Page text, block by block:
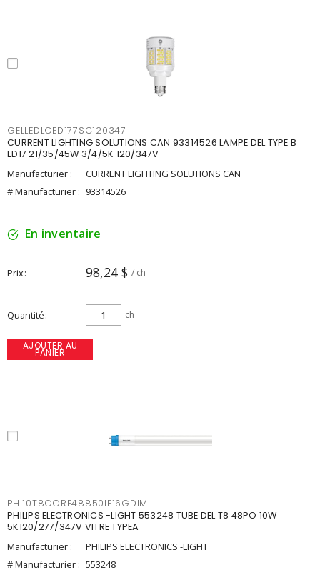
GELLEDLCED177SC120347
CURRENT LIGHTING SOLUTIONS CAN 93314526 LAMPE DEL TYPE B
ED17 21/35/45W 3/4/5K 120/347V
Manufacturier :
CURRENT LIGHTING SOLUTIONS CAN
# Manufacturier : 93314526
En inventaire
Prix 98,24 $ / ch
Quantité ch
AJOUTER AU
PANIER
PHI10T8CORE48850IF16GDIM
PHILIPS ELECTRONICS -LIGHT 553248 TUBE DEL T8 48PO 10W
5K120/277/347V VITRE TYPEA
Manufacturier :
PHILIPS ELECTRONICS -LIGHT
# Manufacturier : 553248